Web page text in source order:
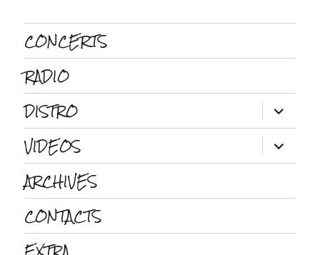
CONCERTS
RADIO
DISTRO
ouvrir
le
sous-
menu
VIDEOS ouvrir
le
sous-
ARCHIVES
CONTACTS